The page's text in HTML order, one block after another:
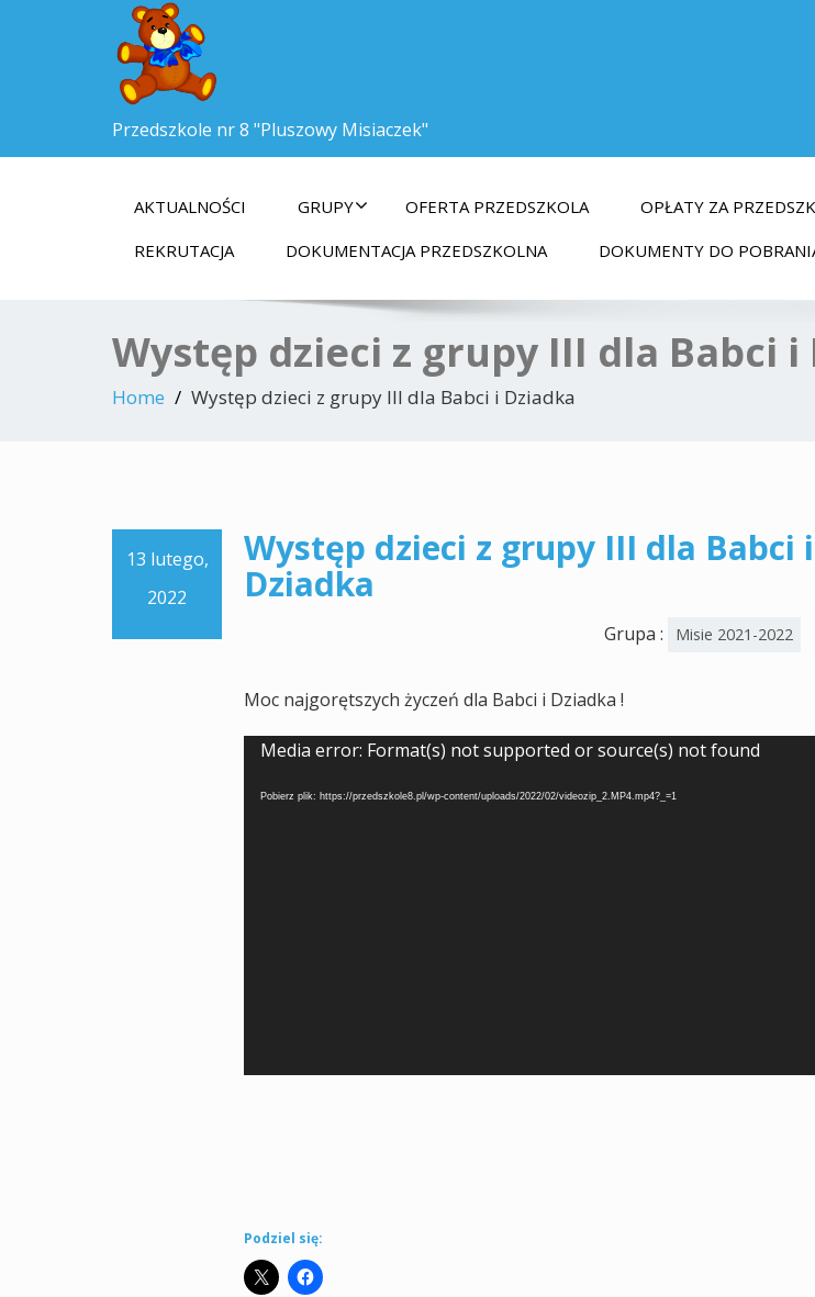
Przedszkole nr 8 "Pluszowy Misiaczek"
AKTUALNOŚCI GRUPY OFERTA PRZEDSZKOLA OPŁATY ZA
REKRUTACJA
DOKUMENTACJA PRZEDSZKOLNA DOKUMENTY DO
Występ dzieci z grupy III dla Babci i
Home Występ dzieci z grupy III dla Babci i Dziadka
13 lutego,
2022
Występ dzieci z grupy III dla Babci i
Dziadka
Grupa : Misie 2021-2022
Moc najgorętszych życzeń dla Babci i Dziadka !
Odtwarzacz
Media error: Format(s) not supported or source(s) not found
Pobierz plik: https://przedszkole8.pl/wp-content/uploads/2022/02/videozip_2.MP4.mp4?_=1
Podziel się: